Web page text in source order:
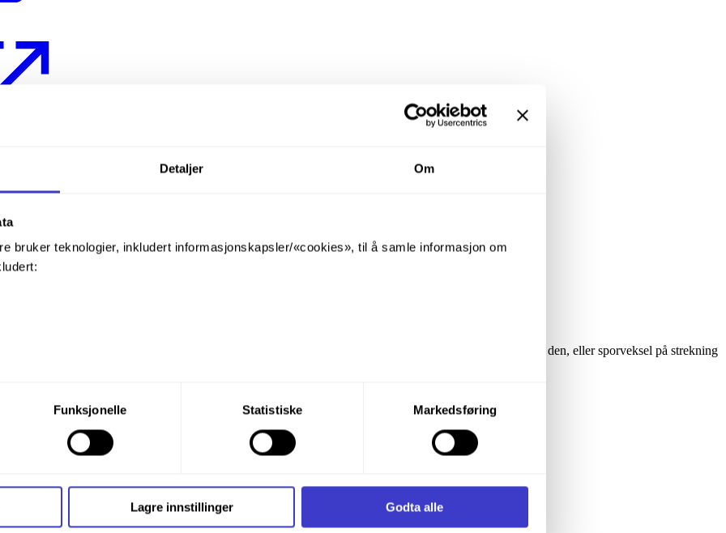
Detaljer Om
bruker teknologier, inkludert informasjonskapsler/«cookies», til å samle informasjon om
du din tillatelse til alle disse formålene. Du kan også velge formålet du vil samtykke til ved å
bruker informasjonskapsler og annen teknologi, og hvordan vi samler inn og behandler
Funksjonelle Statistiske Markedsføring
Lagre innstillinger Godta alle
annet.
eller bevoktet.
hovedsignal og/eller dvergsignal slik at sporvekselen ikke kan legges om når signalet tillater kjøring over den, eller sporveksel på strekning
omlegging av sporvekselen, og der kontrollåsnøkkelen er tatt ut av låsen.
omlegging av sporvekselen, og der nøkkelen er tatt ut av låsen og oppbevart på betryggende måte.
har kontroll på.
inn på et bestemt spor.
for sikringsanlegg.
må ligge i bestemt stilling for at låsen skal kunne låses og kontrollåsnøkkelen tas ut.
inntil skinnen slik at sporvekselen ikke kan legges om og som kan låses for å sikres mot omlegging.
når vekselfeltet er belagt, med mindre sporvekselen er frigitt for lokal omlegging.
bestemt spor.
for sikringsanlegg.
eller krysser et annet spor, slik at kjøretøy kan kjøre på det andre sporet.